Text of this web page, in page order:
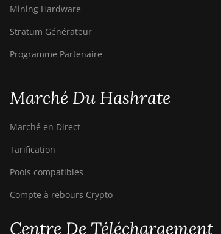
Mining Hardware
Stratum Générateur
Programme Partenaire
Marché Du Hashrate
Marché en Direct
Tarification
Pools compatibles
Compte à rebours Crypto
Centre De Téléchargement